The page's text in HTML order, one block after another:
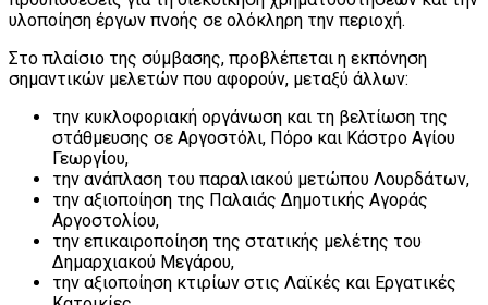
υλοποίηση έργων πνοής σε ολόκληρη την περιοχή.
Στο πλαίσιο της σύμβασης, προβλέπεται η εκπόνηση
σημαντικών μελετών που αφορούν, μεταξύ άλλων:
την κυκλοφοριακή οργάνωση και τη βελτίωση της
στάθμευσης σε Αργοστόλι, Πόρο και Κάστρο Αγίου
Γεωργίου,
την ανάπλαση του παραλιακού μετώπου Λουρδάτων,
την αξιοποίηση της Παλαιάς Δημοτικής Αγοράς
Αργοστολίου,
την επικαιροποίηση της στατικής μελέτης του
Δημαρχιακού Μεγάρου,
την αξιοποίηση κτιρίων στις Λαϊκές και Εργατικές